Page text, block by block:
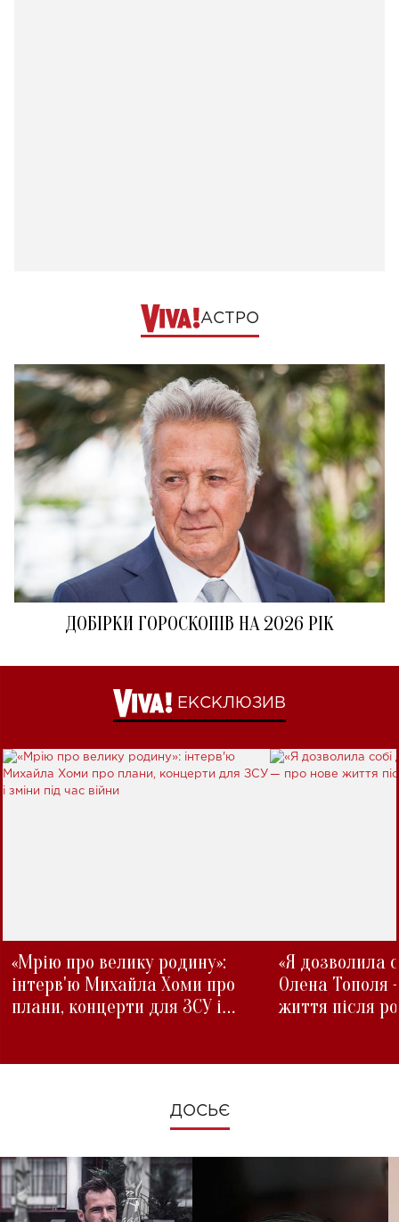
АСТРО
ДОБІРКИ ГОРОСКОПІВ НА 2026 РІК
ЕКСКЛЮЗИВ
«Мрію про велику родину»:
інтерв'ю Михайла Хоми про
плани, концерти для ЗСУ і
«Я дозволила
Олена Тополя
життя після
ДОСЬЄ